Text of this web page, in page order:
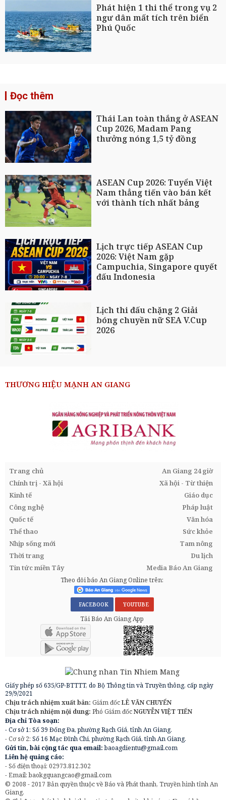
Phát hiện 1 thi thể trong vụ 2
ngư dân mất tích trên biển
Phú Quốc
Đọc thêm
Thái Lan toàn thắng ở ASEAN
Cup 2026, Madam Pang
thưởng nóng 1,5 tỷ đồng
ASEAN Cup 2026: Tuyển Việt
Nam thẳng tiến vào bán kết
với thành tích nhất bảng
Lịch trực tiếp ASEAN Cup
2026: Việt Nam gặp
Campuchia, Singapore quyết
đấu Indonesia
Lịch thi đấu chặng 2 Giải
bóng chuyền nữ SEA V.Cup
2026
THƯƠNG HIỆU MẠNH AN GIANG
Trang chủ
An Giang 24 giờ
Chính trị - Xã hội
Xã hội - Từ thiện
Kinh tế
Giáo dục
Công nghệ
Pháp luật
Quốc tế
Văn hóa
Thể thao
Sức khỏe
Nhịp sống mới
Tam nông
Thời trang
Du lịch
Tin tức miền Tây
Media Báo An Giang
Theo dõi báo An Giang Online trên:
FACEBOOK YOUTUBE
Tải Báo An Giang App
Giấy phép số 635/GP-BTTTT, do Bộ Thông tin và Truyền thông, cấp ngày
29/9/2021
Chịu trách nhiệm xuất bản: Giám đốcLÊ VĂN CHUYỂN
Chịu trách nhiệm nội dung: Phó Giám đốcNGUYỄN VIỆT TIẾN
Địa chỉ Tòa soạn:
- Cơ sở 1: Số 39 Đống Đa, phường Rạch Giá, tỉnh An Giang.
- Cơ sở 2: Số 16 Mạc Đĩnh Chi, phường Rạch Giá, tỉnh An Giang.
Gửi tin, bài cộng tác qua email:baoagdientu@gmail.com
Liên hệ quảng cáo:
- Số điện thoại: 02973.812.302
- Email:baokgquangcao@gmail.com
© 2008 - 2017 Bản quyền thuộc về Báo và Phát thanh, Truyền hình tỉnh An
Giang.